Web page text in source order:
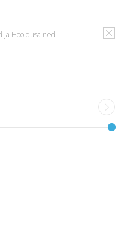
ja Hooldusained